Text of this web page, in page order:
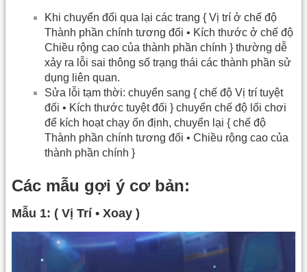
Khi chuyển đổi qua lại các trang { Vị trí ở chế độ
Thành phần chính tương đối • Kích thước ở chế độ
Chiều rộng cao của thành phần chính } thường dễ
xảy ra lỗi sai thông số trạng thái các thành phần sử
dụng liên quan.
Sửa lỗi tạm thời: chuyển sang { chế độ Vị trí tuyệt
đối • Kích thước tuyệt đối } chuyển chế độ lối chơi
để kích hoạt chạy ổn định, chuyển lại { chế độ
Thành phần chính tương đối • Chiều rộng cao của
thành phần chính }
Các mẫu gợi ý cơ bản:
Mẫu 1: ( Vị Trí • Xoay )